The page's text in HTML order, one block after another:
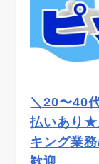
＼20〜40
払いあり★
キング業